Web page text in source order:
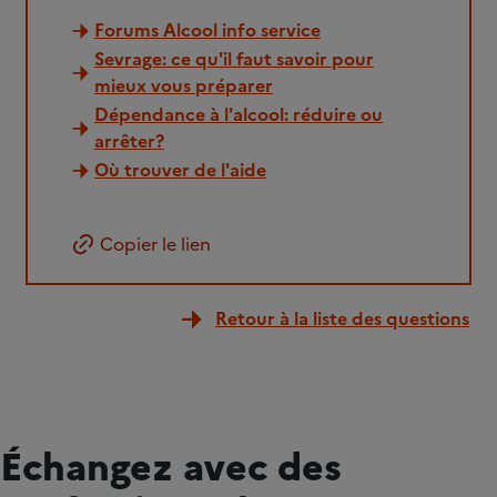
Forums Alcool info service
Sevrage: ce qu'il faut savoir pour
mieux vous préparer
Dépendance à l'alcool: réduire ou
arrêter?
Où trouver de l'aide
Copier le lien
Retour à la liste des questions
Échangez avec des